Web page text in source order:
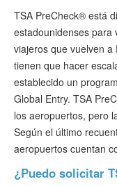
TSA PreCheck® está
estadounidenses para
viajeros que vuelven
tienen que hacer
establecido un
Global Entry. TSA
los aeropuertos, pero
Según el último
aeropuertos cuentan
¿Puedo solicitar